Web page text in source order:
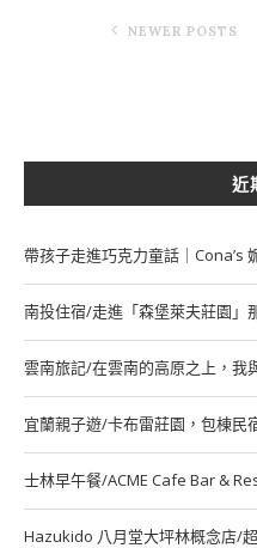
NEWER POSTS
近
帶孩子走進巧克力童話｜Cona’s
南投住宿/走進「森堡萊夫莊園」
雲南旅記/在雲南的高原之上，我
宜蘭親子遊/卡布雷莊園，包棟民
士林早午餐/ACME Cafe Bar &
Hazukido 八月堂大坪林概念店/